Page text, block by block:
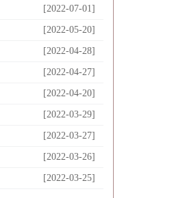
[2022-07-01]
[2022-05-20]
[2022-04-28]
[2022-04-27]
[2022-04-20]
[2022-03-29]
[2022-03-27]
[2022-03-26]
[2022-03-25]